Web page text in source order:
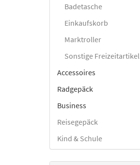
Badetasche
Einkaufskorb
Marktroller
Sonstige Freizeitartikel
Accessoires
Radgepäck
Business
Reisegepäck
Kind & Schule